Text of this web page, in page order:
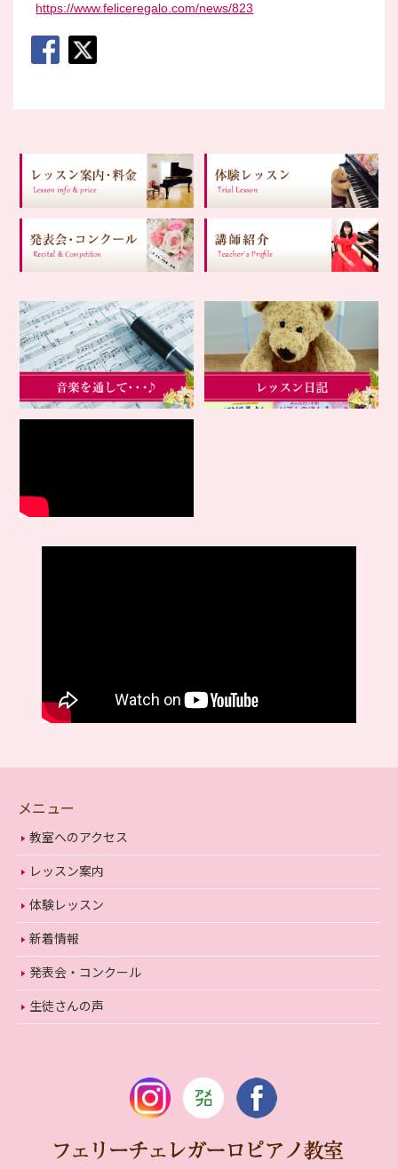
https://www.feliceregalo.com/news/823
メニュー
教室へのアクセス
レッスン案内
体験レッスン
新着情報
発表会・コンクール
生徒さんの声